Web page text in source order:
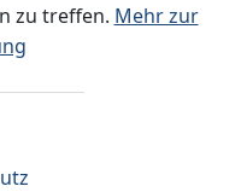
zu treffen. Mehr zur